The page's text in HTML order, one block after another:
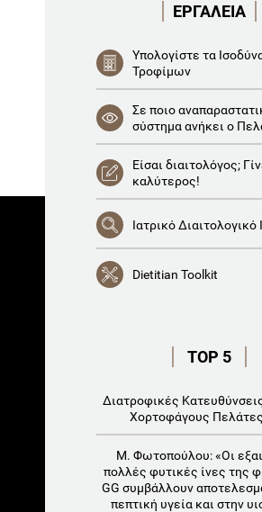
ΕΡΓΑΛΕΙΑ
Υπολογίστε τα
Τροφίμων
Σε ποιο
σύστημα ανήκει ο
Είσαι διαιτολόγος;
καλύτερος!
Ιατρικό Διαιτολογικό
Dietitian Toolkit
TOP 5
Διατροφικές
Χορτοφάγους
Μ. Φωτοπούλου: «Οι
πολλές φυτικές ίνες της
GG συμβάλλουν
πεπτική υγεία και στην